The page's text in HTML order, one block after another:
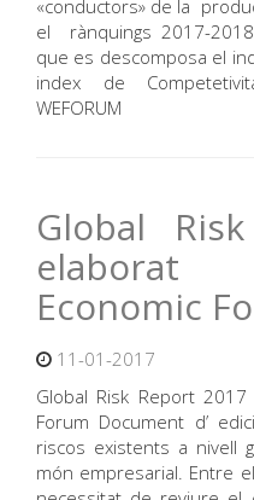
«conductors» de la
el rànquings 2017-
que es descomposa el
index de
WEFORUM
Global
Economic
11-01-2017
Global Risk Report
Forum Document d’
riscos existents a nivell
món empresarial. Entre